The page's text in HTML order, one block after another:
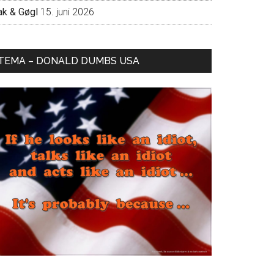
& Gøgl 15. juni 2026
– DONALD DUMBS USA